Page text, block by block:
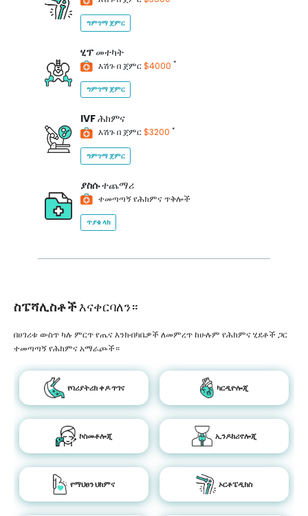
ግምገማ ጀምር
ሂፕመተካት
እሽጉ በ ጀምር$4000 *
ግምገማ ጀምር
IVFሕክምና
እሽጉ በ ጀምር$3200 *
ግምገማ ጀምር
ያስሱተጨማሪ
ተመጣጣኝ የሕክምና ጥቅሎች
ጥያቄ ላክ
ስፔሻሊስቶችእናቀርባለን።
በሀገሪቱ ውስጥ ካሉ ምርጥ የጤና እንክብካቤዎች ለመምረጥ ከሁሉም የሕክምና ሂደቶች ጋር
ተመጣጣኝ የሕክምና አማራጮች።
የባሪያትሪክ ቀዶ ጥገና ካርዲዮሎጂ
ኮስመቶሎጂ ኢንዶክሪኖሎጂ
የማህፀን ህክምና ኦርቶፔዲክስ